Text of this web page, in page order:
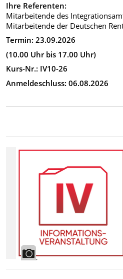
Ihre Referenten:
Mitarbeitende des
Mitarbeitende der Deutschen
Termin: 23.09.2026
(10.00 Uhr bis 17.00 Uhr)
Kurs-Nr.: IV10-26
Anmeldeschluss: 06.08.2026